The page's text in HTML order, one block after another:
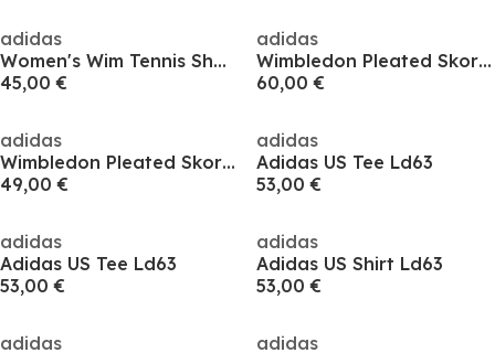
adidas
Women's Wim Tennis Shorts
45,00 €
adidas
Wimbledon Pleated Skort Womens
60,00 €
adidas
Wimbledon Pleated Skort Womens
49,00 €
adidas
Adidas US Tee Ld63
53,00 €
adidas
Adidas US Tee Ld63
53,00 €
adidas
Adidas US Shirt Ld63
53,00 €
adidas
adidas